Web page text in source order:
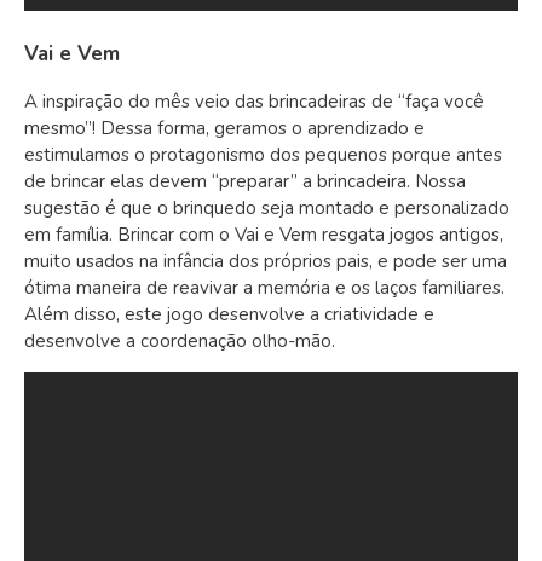
Vai e Vem
A inspiração do mês veio das brincadeiras de “faça você
mesmo”! Dessa forma, geramos o aprendizado e
estimulamos o protagonismo dos pequenos porque antes
de brincar elas devem “preparar” a brincadeira. Nossa
sugestão é que o brinquedo seja montado e personalizado
em família. Brincar com o Vai e Vem resgata jogos antigos,
muito usados na infância dos próprios pais, e pode ser uma
ótima maneira de reavivar a memória e os laços familiares.
Além disso, este jogo desenvolve a criatividade e
desenvolve a coordenação olho-mão.